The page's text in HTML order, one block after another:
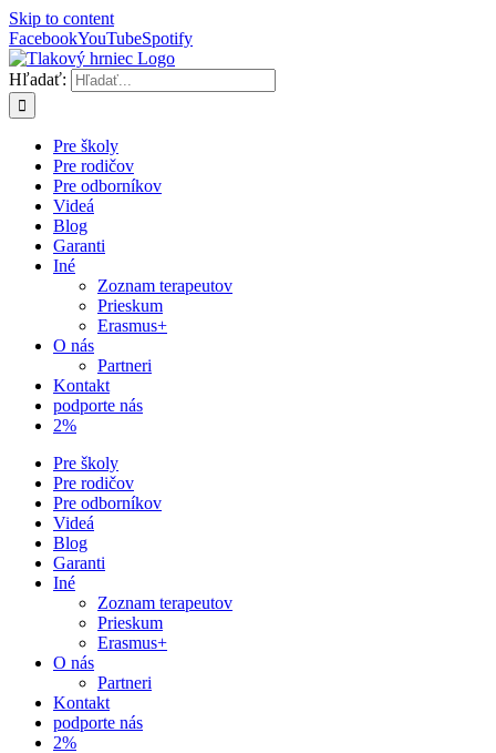
Skip to content
FacebookYouTubeSpotify
Hľadať:
Pre školy
Pre rodičov
Pre odborníkov
Videá
Blog
Garanti
Iné
Zoznam terapeutov
Prieskum
Erasmus+
O nás
Partneri
Kontakt
podporte nás
2%
Pre školy
Pre rodičov
Pre odborníkov
Videá
Blog
Garanti
Iné
Zoznam terapeutov
Prieskum
Erasmus+
O nás
Partneri
Kontakt
podporte nás
2%